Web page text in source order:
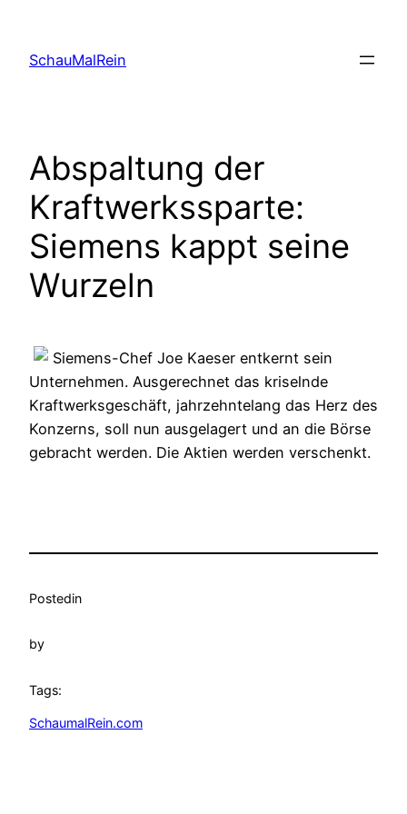
content
SchauMalRein
Abspaltung der
Kraftwerkssparte:
Siemens kappt seine
Wurzeln
Siemens-Chef Joe Kaeser entkernt sein
Unternehmen. Ausgerechnet das kriselnde
Kraftwerksgeschäft, jahrzehntelang das Herz des
Konzerns, soll nun ausgelagert und an die Börse
gebracht werden. Die Aktien werden verschenkt.
Postedin
by
Tags:
SchaumalRein.com